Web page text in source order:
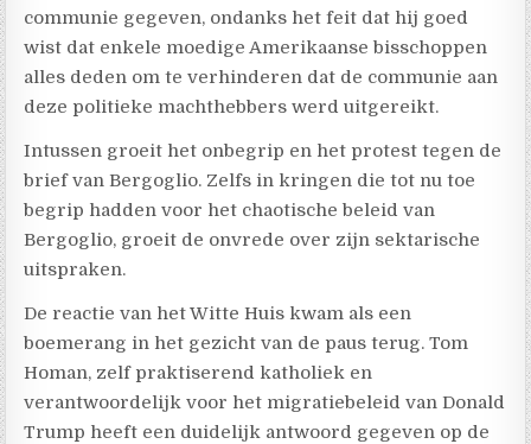
communie gegeven, ondanks het feit dat hij goed
wist dat enkele moedige Amerikaanse bisschoppen
alles deden om te verhinderen dat de communie aan
deze politieke machthebbers werd uitgereikt.
Intussen groeit het onbegrip en het protest tegen de
brief van Bergoglio. Zelfs in kringen die tot nu toe
begrip hadden voor het chaotische beleid van
Bergoglio, groeit de onvrede over zijn sektarische
uitspraken.
De reactie van het Witte Huis kwam als een
boemerang in het gezicht van de paus terug. Tom
Homan, zelf praktiserend katholiek en
verantwoordelijk voor het migratiebeleid van Donald
Trump heeft een duidelijk antwoord gegeven op de